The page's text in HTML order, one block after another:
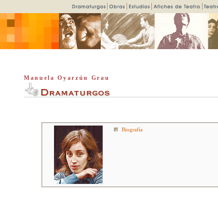
Manuela Oyarzún Grau
Biografía